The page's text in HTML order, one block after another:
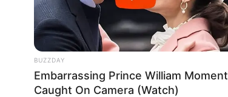
BUZZDAY
Embarrassing Prince William Moment
Caught On Camera (Watch)